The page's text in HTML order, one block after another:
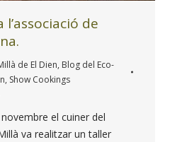
de
de El Dien, Blog del Eco-
, Show Cookings
el cuiner del
va realitzar un taller